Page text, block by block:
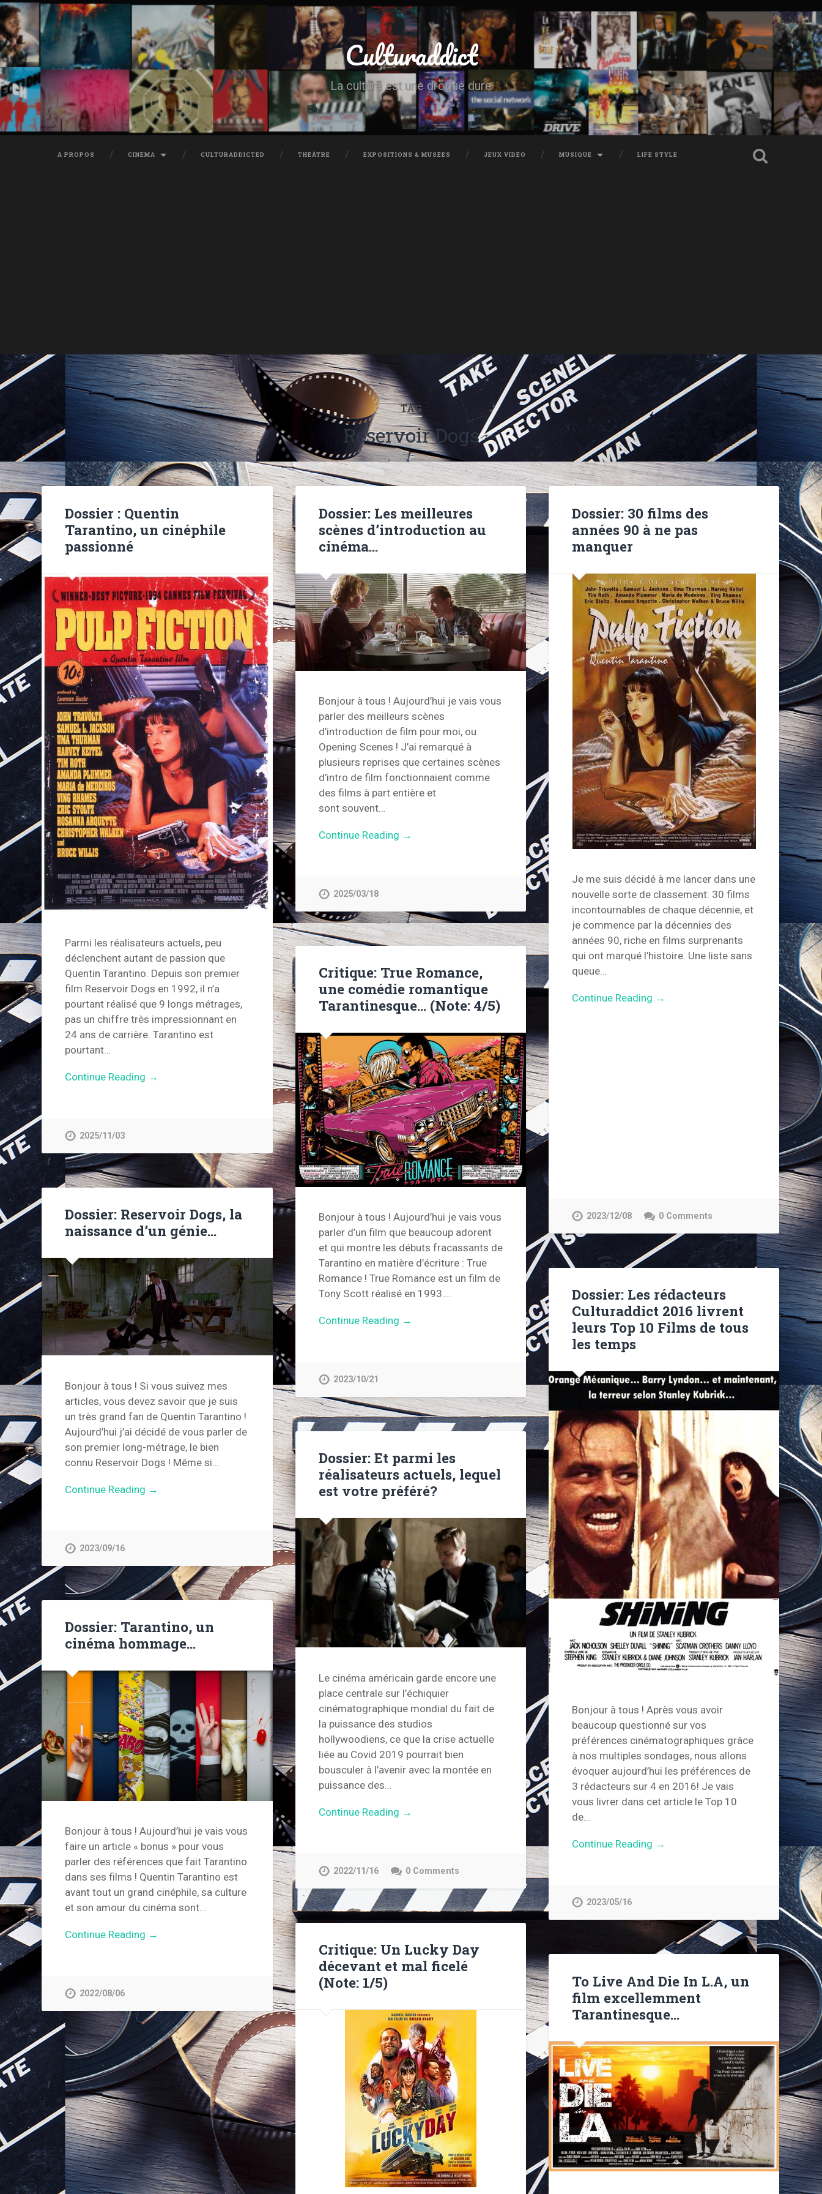
Culturaddict
La culture est une drogue dure
À PROPOS CINÉMA CULTURADDICTED THÉÂTRE EXPOSITIONS & MUSÉES JEUX VIDÉO MUSIQUE LIFE STYLE
TAG
Reservoir Dogs
Dossier : Quentin
Tarantino, un cinéphile
passionné
Parmi les réalisateurs actuels, peu
déclenchent autant de passion que
Quentin Tarantino. Depuis son premier
film Reservoir Dogs en 1992, il n’a
pourtant réalisé que 9 longs métrages,
pas un chiffre très impressionnant en
24 ans de carrière. Tarantino est
pourtant…
Continue Reading →
2025/11/03
Dossier: Les meilleures
scènes d’introduction au
cinéma…
Bonjour à tous ! Aujourd’hui je vais vous
parler des meilleurs scènes
d’introduction de film pour moi, ou
Opening Scenes ! J’ai remarqué à
plusieurs reprises que certaines scènes
d’intro de film fonctionnaient comme
des films à part entière et
sont souvent…
Continue Reading →
2025/03/18
Dossier: 30 films des
années 90 à ne pas
manquer
Je me suis décidé à me lancer dans une
nouvelle sorte de classement: 30 films
incontournables de chaque décennie, et
je commence par la décennies des
années 90, riche en films surprenants
qui ont marqué l’histoire. Une liste sans
queue…
Continue Reading →
2023/12/08 0 Comments
Critique: True Romance,
une comédie romantique
Tarantinesque… (Note: 4/5)
Bonjour à tous ! Aujourd’hui je vais vous
parler d’un film que beaucoup adorent
et qui montre les débuts fracassants de
Tarantino en matière d’écriture : True
Romance ! True Romance est un film de
Tony Scott réalisé en 1993….
Continue Reading →
2023/10/21
Dossier: Reservoir Dogs, la
naissance d’un génie…
Bonjour à tous ! Si vous suivez mes
articles, vous devez savoir que je suis
un très grand fan de Quentin Tarantino !
Aujourd’hui j’ai décidé de vous parler de
son premier long-métrage, le bien
connu Reservoir Dogs ! Même si…
Continue Reading →
2023/09/16
Dossier: Les rédacteurs
Culturaddict 2016 livrent
leurs Top 10 Films de tous
les temps
Bonjour à tous ! Après vous avoir
beaucoup questionné sur vos
préférences cinématographiques grâce
à nos multiples sondages, nous allons
évoquer aujourd’hui les préférences de
3 rédacteurs sur 4 en 2016! Je vais
vous livrer dans cet article le Top 10
de…
Continue Reading →
2023/05/16
Dossier: Et parmi les
réalisateurs actuels, lequel
est votre préféré?
Le cinéma américain garde encore une
place centrale sur l’échiquier
cinématographique mondial du fait de
la puissance des studios
hollywoodiens, ce que la crise actuelle
liée au Covid 2019 pourrait bien
bousculer à l’avenir avec la montée en
puissance des…
Continue Reading →
2022/11/16 0 Comments
Dossier: Tarantino, un
cinéma hommage…
Bonjour à tous ! Aujourd’hui je vais vous
faire un article « bonus » pour vous
parler des références que fait Tarantino
dans ses films ! Quentin Tarantino est
avant tout un grand cinéphile, sa culture
et son amour du cinéma sont…
Continue Reading →
2022/08/06
Critique: Un Lucky Day
décevant et mal ficelé
(Note: 1/5)
To Live And Die In L.A, un
film excellemment
Tarantinesque…